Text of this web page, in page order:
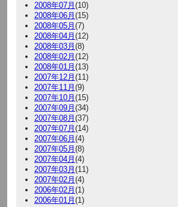
2008年07月(10)
2008年06月(15)
2008年05月(7)
2008年04月(12)
2008年03月(8)
2008年02月(12)
2008年01月(13)
2007年12月(11)
2007年11月(9)
2007年10月(15)
2007年09月(34)
2007年08月(37)
2007年07月(14)
2007年06月(4)
2007年05月(8)
2007年04月(4)
2007年03月(11)
2007年02月(4)
2006年02月(1)
2006年01月(1)